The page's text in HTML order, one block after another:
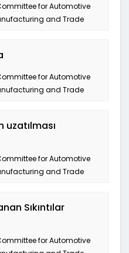
for Automotive
and Trade
for Automotive
and Trade
uzatılması
for Automotive
and Trade
Sıkıntılar
for Automotive